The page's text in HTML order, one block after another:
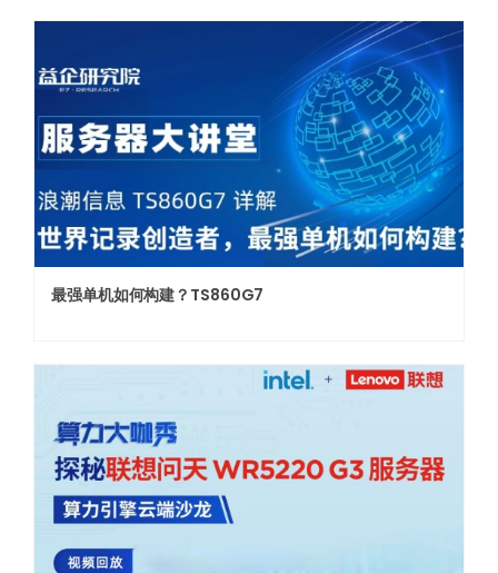
最强单机如何构建？TS860G7